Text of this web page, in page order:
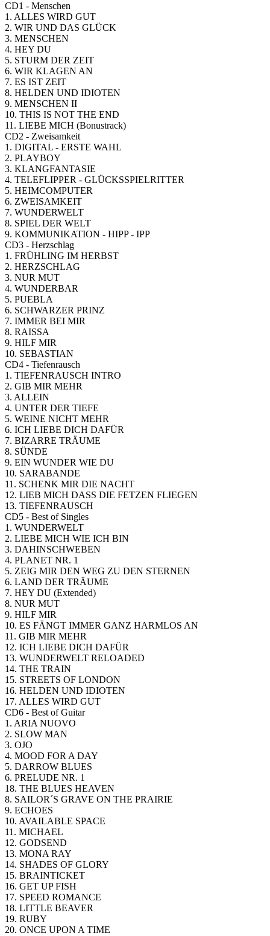
CD1 - Menschen
1. ALLES WIRD GUT
2. WIR UND DAS GLÜCK
3. MENSCHEN
4. HEY DU
5. STURM DER ZEIT
6. WIR KLAGEN AN
7. ES IST ZEIT
8. HELDEN UND IDIOTEN
9. MENSCHEN II
10. THIS IS NOT THE END
11. LIEBE MICH (Bonustrack)
CD2 - Zweisamkeit
1. DIGITAL - ERSTE WAHL
2. PLAYBOY
3. KLANGFANTASIE
4. TELEFLIPPER - GLÜCKSSPIELRITTER
5. HEIMCOMPUTER
6. ZWEISAMKEIT
7. WUNDERWELT
8. SPIEL DER WELT
9. KOMMUNIKATION - HIPP - IPP
CD3 - Herzschlag
1. FRÜHLING IM HERBST
2. HERZSCHLAG
3. NUR MUT
4. WUNDERBAR
5. PUEBLA
6. SCHWARZER PRINZ
7. IMMER BEI MIR
8. RAISSA
9. HILF MIR
10. SEBASTIAN
CD4 - Tiefenrausch
1. TIEFENRAUSCH INTRO
2. GIB MIR MEHR
3. ALLEIN
4. UNTER DER TIEFE
5. WEINE NICHT MEHR
6. ICH LIEBE DICH DAFÜR
7. BIZARRE TRÄUME
8. SÜNDE
9. EIN WUNDER WIE DU
10. SARABANDE
11. SCHENK MIR DIE NACHT
12. LIEB MICH DASS DIE FETZEN FLIEGEN
13. TIEFENRAUSCH
CD5 - Best of Singles
1. WUNDERWELT
2. LIEBE MICH WIE ICH BIN
3. DAHINSCHWEBEN
4. PLANET NR. 1
5. ZEIG MIR DEN WEG ZU DEN STERNEN
6. LAND DER TRÄUME
7. HEY DU (Extended)
8. NUR MUT
9. HILF MIR
10. ES FÄNGT IMMER GANZ HARMLOS AN
11. GIB MIR MEHR
12. ICH LIEBE DICH DAFÜR
13. WUNDERWELT RELOADED
14. THE TRAIN
15. STREETS OF LONDON
16. HELDEN UND IDIOTEN
17. ALLES WIRD GUT
CD6 - Best of Guitar
1. ARIA NUOVO
2. SLOW MAN
3. OJO
4. MOOD FOR A DAY
5. DARROW BLUES
6. PRELUDE NR. 1
18. THE BLUES HEAVEN
8. SAILOR´S GRAVE ON THE PRAIRIE
9. ECHOES
10. AVAILABLE SPACE
11. MICHAEL
12. GODSEND
13. MONA RAY
14. SHADES OF GLORY
15. BRAINTICKET
16. GET UP FISH
17. SPEED ROMANCE
18. LITTLE BEAVER
19. RUBY
20. ONCE UPON A TIME